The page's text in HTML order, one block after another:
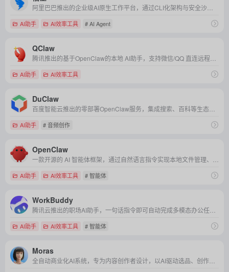
AI助手 AI效率工具 # AI Agent
QClaw
AI助手 AI效率工具
DuClaw
AI助手 # 音频创作
OpenClaw
AI助手 AI效率工具 # 智能体
WorkBuddy
AI助手 AI效率工具 # 智能体
Moras